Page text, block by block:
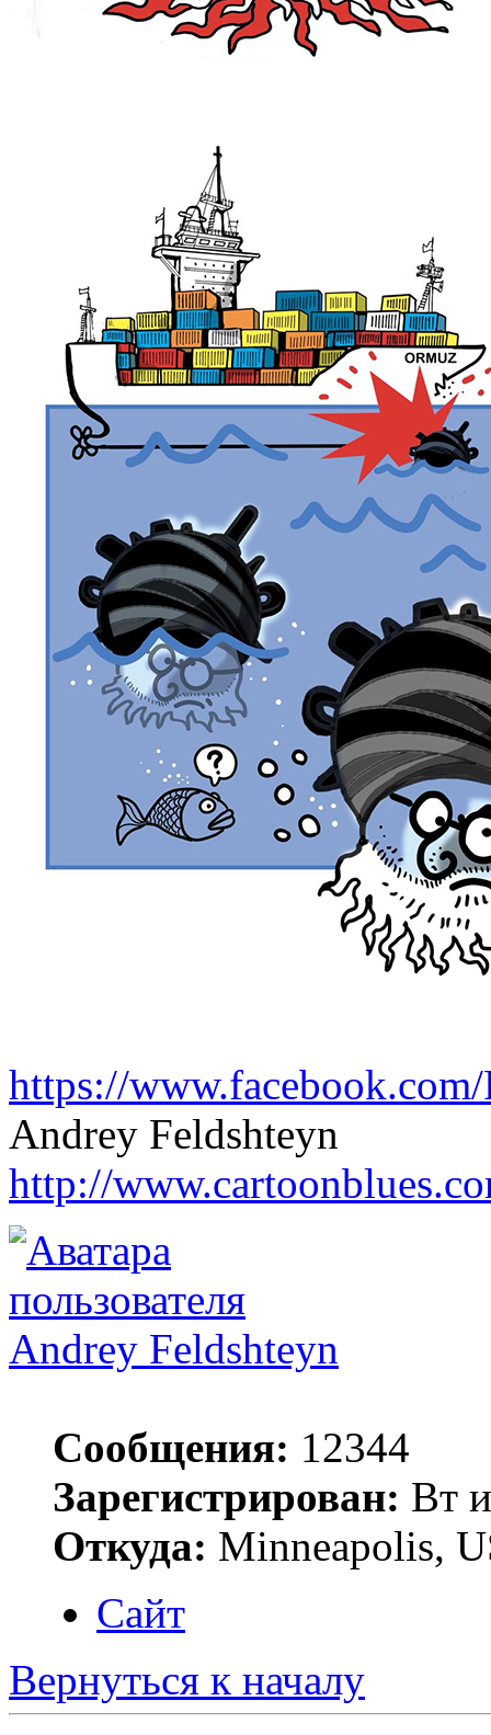
https://
Andrey Feldshteyn
http://
Andrey Feldshteyn
Сообщения: 12344
Зарегистрирован: Вт
Откуда: Minneapolis,
Сайт
Вернуться к началу